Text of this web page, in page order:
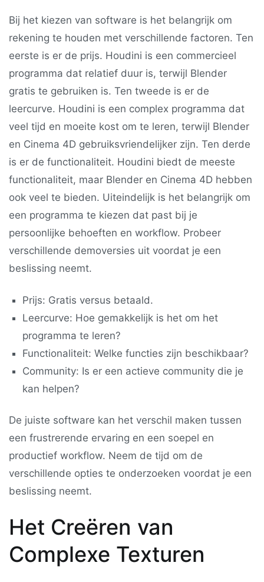
Bij het kiezen van software is het belangrijk om
rekening te houden met verschillende factoren. Ten
eerste is er de prijs. Houdini is een commercieel
programma dat relatief duur is, terwijl Blender
gratis te gebruiken is. Ten tweede is er de
leercurve. Houdini is een complex programma dat
veel tijd en moeite kost om te leren, terwijl Blender
en Cinema 4D gebruiksvriendelijker zijn. Ten derde
is er de functionaliteit. Houdini biedt de meeste
functionaliteit, maar Blender en Cinema 4D hebben
ook veel te bieden. Uiteindelijk is het belangrijk om
een programma te kiezen dat past bij je
persoonlijke behoeften en workflow. Probeer
verschillende demoversies uit voordat je een
beslissing neemt.
Prijs: Gratis versus betaald.
Leercurve: Hoe gemakkelijk is het om het
programma te leren?
Functionaliteit: Welke functies zijn beschikbaar?
Community: Is er een actieve community die je
kan helpen?
De juiste software kan het verschil maken tussen
een frustrerende ervaring en een soepel en
productief workflow. Neem de tijd om de
verschillende opties te onderzoeken voordat je een
beslissing neemt.
Het Creëren van
Complexe Texturen